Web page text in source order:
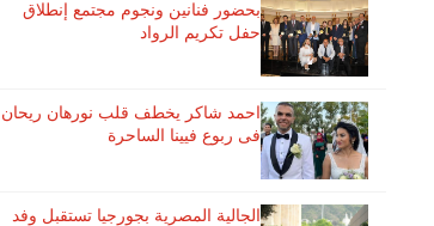
بحضور فنانين ونجوم مجتمع إنطلاق
حفل تكريم الرواد
احمد شاكر يخطف قلب نورهان ريحان
فى ربوع فيينا الساحرة
الجالية المصرية بجورجيا تستقبل وفد